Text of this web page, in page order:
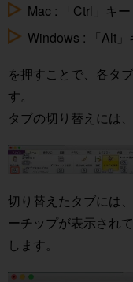
Mac : 「Ctrl」キー
Windows : 「Alt」
を押すことで、各タ
す。
タブの切り替えには
切り替えたタブには
ーチップが表示され
します。